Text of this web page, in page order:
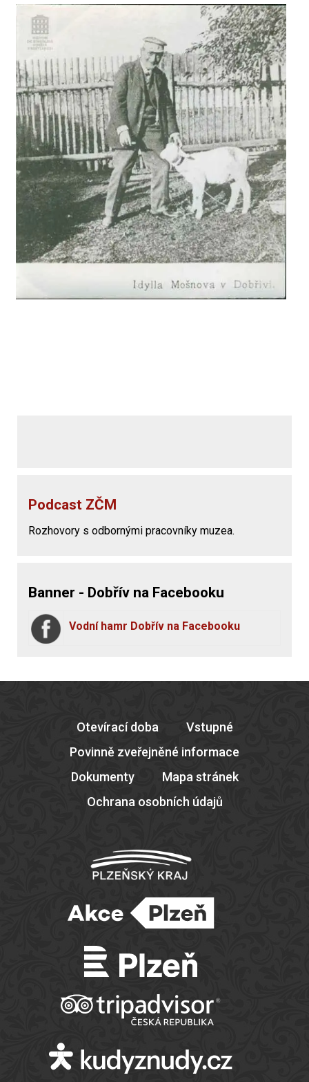
Podcast ZČM
Rozhovory s odbornými pracovníky muzea.
Banner - Dobřív na Facebooku
Vodní hamr Dobřív na Facebooku
Otevírací doba
Vstupné
Povinně zveřejněné informace
Dokumenty
Mapa stránek
Ochrana osobních údajů